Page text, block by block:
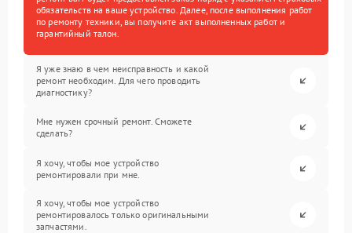
обязательств на ваше устройство. Далее, после выполнения работ
по ремонту техники, вы получите акт выполненных работ и
гарантийный талон.
Я уже знаю в чем неисправность и какой
ремонт необходим. Для чего проводить
диагностику?
Мне нужен срочный ремонт. Сможете
сделать?
Я хочу, чтобы мое устройство
ремонтировали при мне.
Я хочу, чтобы мое устройство
ремонтировалось только оригинальными
запчастями.